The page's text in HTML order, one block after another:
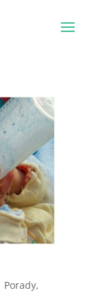
Porady,